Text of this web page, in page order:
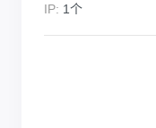
IP: 1个